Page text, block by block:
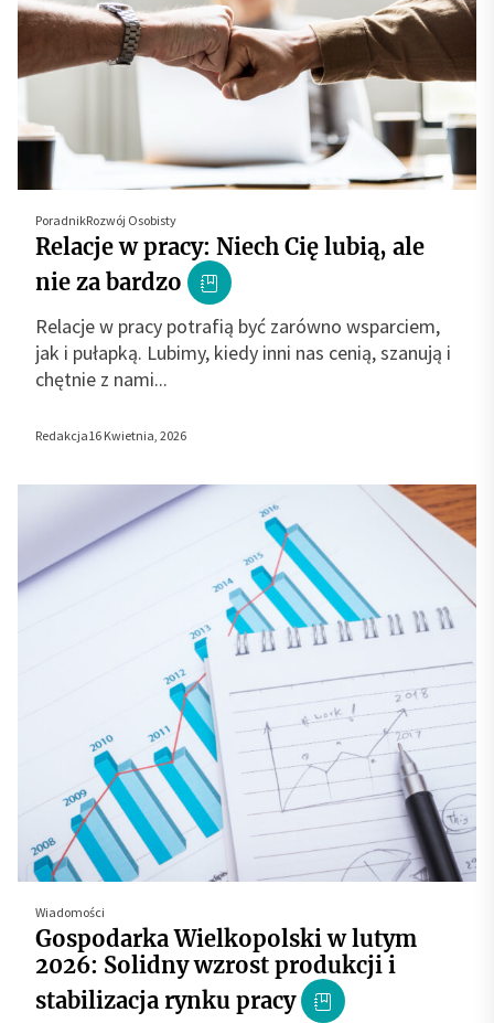
PoradnikRozwój Osobisty
Relacje w pracy: Niech Cię lubią, ale
nie za bardzo
Relacje w pracy potrafią być zarówno wsparciem,
jak i pułapką. Lubimy, kiedy inni nas cenią, szanują i
chętnie z nami...
Redakcja16 Kwietnia, 2026
Wiadomości
Gospodarka Wielkopolski w lutym
2026: Solidny wzrost produkcji i
stabilizacja rynku pracy